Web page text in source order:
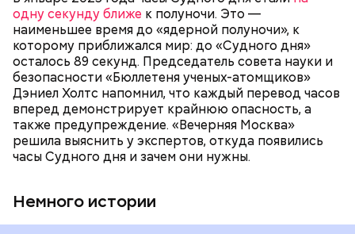
одну секунду ближе к полуночи. Это —
наименьшее время до «ядерной полуночи», к
которому приближался мир: до «Судного дня»
осталось 89 секунд. Председатель совета науки и
безопасности «Бюллетеня ученых-атомщиков»
Дэниел Холтс напомнил, что каждый перевод часов
вперед демонстрирует крайнюю опасность, а
также предупреждение. «Вечерняя Москва»
решила выяснить у экспертов, откуда появились
часы Судного дня и зачем они нужны.
Немного истории
как ближе, так и дальше от полуночи. Но в 2018
году часы Судного дня впервые за очень долгое
время показали свое самое близкое к катастрофе
время — без двух минут полночь. Вторая холодная
война между США и уже Россией стала обыденным
предметом обсуждения для аналитиков со всего
мира. Но, помимо перспективы отправиться в
«атомный рай», с 2007 года на стрелку часов
влияет еще одна глобальная угроза —
климатические изменения.